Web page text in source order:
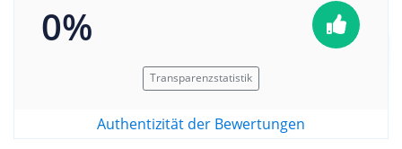
0%
Transparenzstatistik
Authentizität der Bewertungen